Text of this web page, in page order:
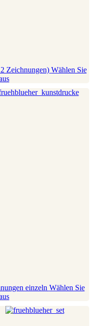
Zeichnungen) Wählen Sie
einzeln Wählen Sie